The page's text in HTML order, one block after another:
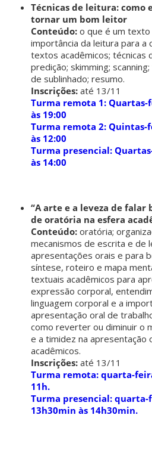
Técnicas de leitura: como
tornar um bom leitor
Conteúdo:o que é um texto
importância da leitura para a
textos acadêmicos; técnicas
predição; skimming;
de sublinhado; resumo.
Inscrições: até 13/11
Turma remota 1: Quartas-
às 19:00
Turma remota 2: Quintas-
às 12:00
Turma presencial:
às 14:00
“A arte e a leveza de falar
de oratória na esfera
Conteúdo:oratória;
mecanismos de escrita e de
apresentações orais e para
síntese, roteiro e mapa
textuais acadêmicos para
expressão corporal,
linguagem corporal e a
apresentação oral de
como reverter ou diminuir o
e a timidez na apresentação
acadêmicos.
Inscrições: até 13/11
Turma remota: quarta-
11h.
Turma presencial: quarta-
13h30min às 14h30min.